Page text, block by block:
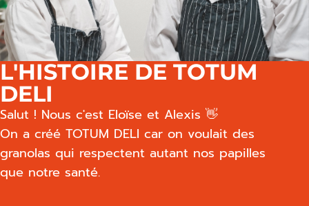
L'HISTOIRE DE TOTUM
DELI
Salut ! Nous c'est Eloïse et Alexis 👋
On a créé TOTUM DELI car on voulait des
granolas qui respectent autant nos papilles
que notre santé.